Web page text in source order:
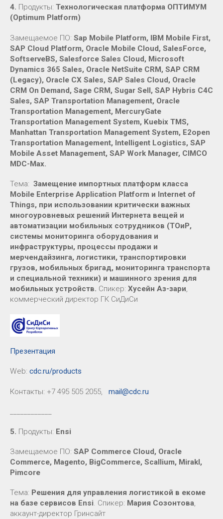
4. Продукты: Технологическая платформа ОПТИМУМ
(Optimum Platform)
Замещаемое ПО: Sap Mobile Platform, IBM Mobile First,
SAP Cloud Platform, Oracle Mobile Cloud, SalesForce,
SoftserveBS, Salesforce Sales Cloud, Microsoft
Dynamics 365 Sales, Oracle NetSuite CRM, SAP CRM
(Legacy), Oracle CX Sales, SAP Sales Cloud, Oracle
CRM On Demand, Sage CRM, Sugar Sell, SAP Hybris C4C
Sales, SAP Transportation Management, Oracle
Transportation Management, MercuryGate
Transportation Management System, Kuebix TMS,
Manhattan Transportation Management System, E2open
Transportation Management, Intelligent Logistics, SAP
Mobile Asset Management, SAP Work Manager, CIMCO
MDC-Max.
Тема: Замещение импортных платформ класса
Mobile Enterprise Application Platform и Internet of
Things, при использовании критически важных
многоуровневых решений Интернета вещей и
автоматизации мобильных сотрудников (ТОиР,
системы мониторинга оборудования и
инфраструктуры, процессы продажи и
мерчендайзинга, логистики, транспортировки
грузов, мобильных бригад, мониторинга транспорта
и специальной техники) и машинного зрения для
мобильных устройств. Спикер: Хусейн Аз-зари,
коммерческий директор ГК СиДиСи
Презентация
Web: cdc.ru/products
Контакты: +7 495 505 2055, mail@cdc.ru
5. Продукты: Ensi
Замещаемое ПО: SAP Commerce Cloud, Oracle
Commerce, Magento, BigCommerce, Scallium, Mirakl,
Pimcore
Тема: Решения для управления логистикой в екоме
на базе сервисов Ensi. Спикер: Мария Созонтова,
аккаунт-директор Гринсайт